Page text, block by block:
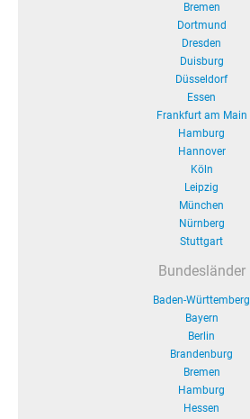
Bremen
Dortmund
Dresden
Duisburg
Düsseldorf
Essen
Frankfurt am Main
Hamburg
Hannover
Köln
Leipzig
München
Nürnberg
Stuttgart
Bundesländer
Baden-Württemberg
Bayern
Berlin
Brandenburg
Bremen
Hamburg
Hessen